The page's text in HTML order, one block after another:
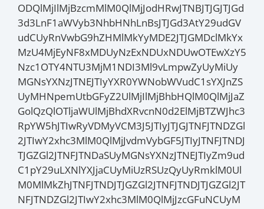
ODQlMjIlMjBzcmMlM0QlMjJodHRwJTNBJTJGJTJGd
3d3LnF1aWVyb3NhbHNhLnBsJTJGd3AtY29udGV
udCUyRnVwbG9hZHMlMkYyMDE2JTJGMDclMkYx
MzU4MjEyNF8xMDUyNzExNDUxNDUwOTEwXzY5
Nzc1OTY4NTU3MjM1NDI3Ml9vLmpwZyUyMiUy
MGNsYXNzJTNEJTIyYXR0YWNobWVudC1sYXJnZS
UyMHNpemUtbGFyZ2UlMjIlMjBhbHQlM0QlMjJaZ
GolQzQlOTljaWUlMjBhdXRvcnN0d2ElMjBTZWJhc3
RpYW5hJTIwRyVDMyVCM3J5JTIyJTJGJTNFJTNDZGl
2JTIwY2xhc3MlM0QlMjJvdmVybGF5JTIyJTNFJTNDJ
TJGZGl2JTNFJTNDaSUyMGNsYXNzJTNEJTIyZm9ud
C1pY29uLXNlYXJjaCUyMiUzRSUzQyUyRmklM0Ul
M0MlMkZhJTNFJTNDJTJGZGl2JTNFJTNDJTJGZGl2JT
NFJTNDZGl2JTIwY2xhc3MlM0QlMjJzcGFuNCUyM